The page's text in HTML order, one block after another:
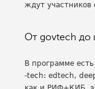
ждут участников
От govtech до
В программе
-tech: edtech,